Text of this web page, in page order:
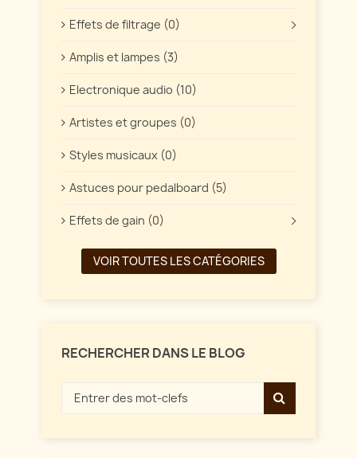
Effets de filtrage (0)
Amplis et lampes (3)
Electronique audio (10)
Artistes et groupes (0)
Styles musicaux (0)
Astuces pour pedalboard (5)
Effets de gain (0)
VOIR TOUTES LES CATÉGORIES
RECHERCHER DANS LE BLOG